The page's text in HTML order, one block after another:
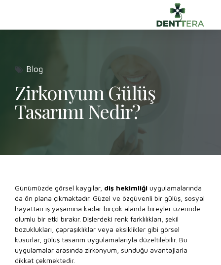
Blog
Zirkonyum Gülüş
Tasarımı Nedir?
Günümüzde görsel kaygılar, diş hekimliği uygulamalarında
da ön plana çıkmaktadır. Güzel ve özgüvenli bir gülüş, sosyal
hayattan iş yaşamına kadar birçok alanda bireyler üzerinde
olumlu bir etki bırakır. Dişlerdeki renk farklılıkları, şekil
bozuklukları, çapraşıklıklar veya eksiklikler gibi görsel
kusurlar, gülüş tasarım uygulamalarıyla düzeltilebilir. Bu
uygulamalar arasında zirkonyum, sunduğu avantajlarla
dikkat çekmektedir.